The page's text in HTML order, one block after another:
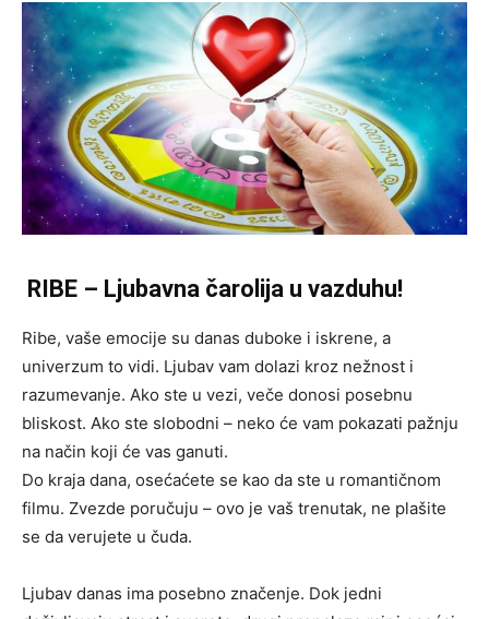
RIBE – Ljubavna čarolija u vazduhu!
Ribe, vaše emocije su danas duboke i iskrene, a
univerzum to vidi. Ljubav vam dolazi kroz nežnost i
razumevanje. Ako ste u vezi, veče donosi posebnu
bliskost. Ako ste slobodni – neko će vam pokazati pažnju
na način koji će vas ganuti.
Do kraja dana, osećaćete se kao da ste u romantičnom
filmu. Zvezde poručuju – ovo je vaš trenutak, ne plašite
se da verujete u čuda.
Ljubav danas ima posebno značenje. Dok jedni